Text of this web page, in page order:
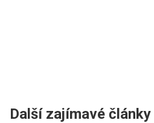
Další zajímavé články